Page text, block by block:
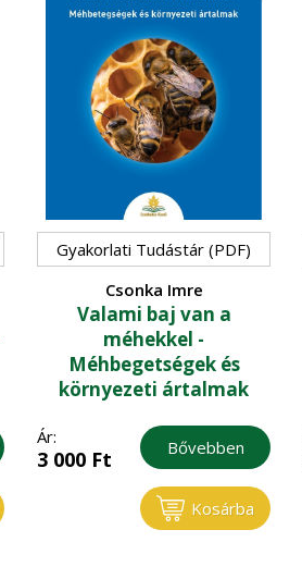
Gyakorlati Tudástár (PDF)
Csonka Imre
Valami baj van a
méhekkel -
Méhbegetségek és
környezeti ártalmak
Ár:
3 000 Ft Bővebben
Kosárba